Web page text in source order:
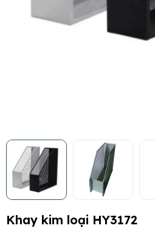
Khay kim loại HY3172